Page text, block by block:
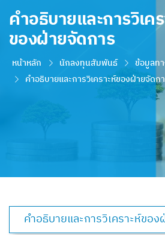
คำอธิบายและการวิเค
ของฝ่ายจัดการ
หน้าหลัก นักลงทุนสัมพันธ์
ข้อมูลท
คำอธิบายและการวิเคราะห์ของฝ่ายจัดก
คำอธิบายและการวิเคราะห์ขอ